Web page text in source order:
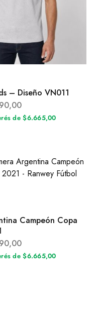
– Diseño VN011
de $6.665,00
Campeón Copa
de $6.665,00